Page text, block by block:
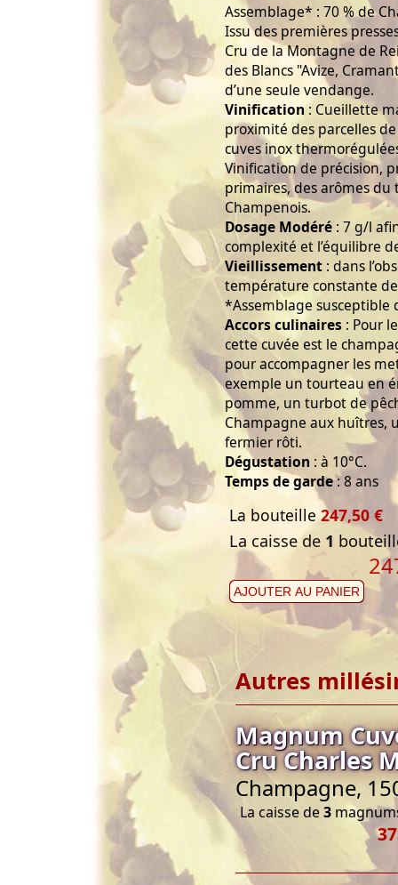
Assemblage* : 70 % de
Issu des premières
Cru de la Montagne de
des Blancs "Avize,
d’une seule vendange.
Vinification: Cueillette
proximité des parcelles
cuves inox
Vinification de précision,
primaires, des arômes du
Champenois.
Dosage Modéré : 7 g/l
complexité et l’équilibre
Vieillissement : dans
température constante
*Assemblage susceptible
Accors culinaires : Pour
cette cuvée est le
pour accompagner les
exemple un tourteau en
pomme, un turbot de
Champagne aux huîtres,
fermier rôti.
Dégustation : à 10°C.
Temps de garde: 8 ans
La bouteille 247,50 €
La caisse de 1
AJOUTER AU PANIER
Autres
Magnum
Cru Charles
Champagne,
La caisse de3